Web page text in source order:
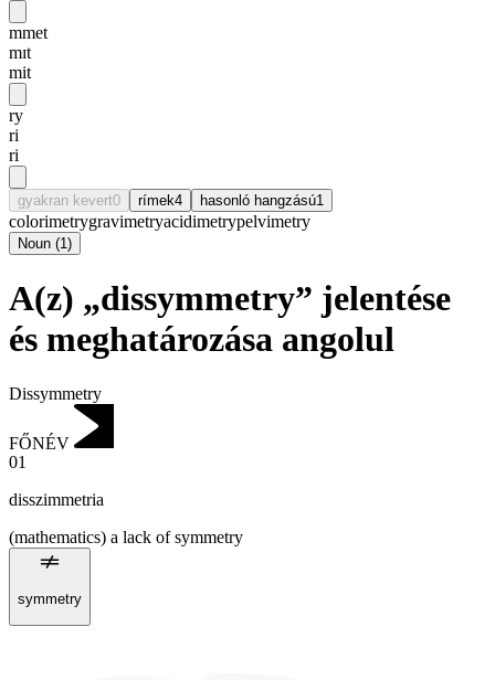
mmet
mɪt
mit
ry
ri
ri
gyakran kevert0 rímek4 hasonló hangzású1
colorimetrygravimetryacidimetrypelvimetry
Noun (1)
A(z) „dissymmetry” jelentése
és meghatározása angolul
Dissymmetry
FŐNÉV
01
disszimmetria
(mathematics) a lack of symmetry
symmetry